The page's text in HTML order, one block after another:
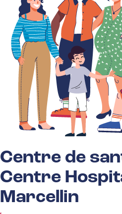
Centre de
Centre
Marcellin